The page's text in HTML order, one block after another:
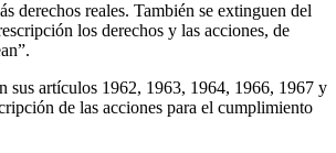
derechos reales. También se extinguen del
los derechos y las acciones, de
artículos 1962, 1963, 1964, 1966, 1967 y
de las acciones para el cumplimiento